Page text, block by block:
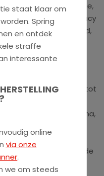
www.minnesport.be,
van deze Privacy
mee akkoord,
van 8 december 1992 tot
levenssfeer ten
persoonsgegevens” na,
uit Boek XII van het
het “recht van de
staat klaar om
Spring
en ontdek
straffe
interessante
online
via onze
.
we om steeds